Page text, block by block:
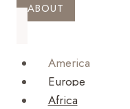
ABOUT
America
Europe
Africa